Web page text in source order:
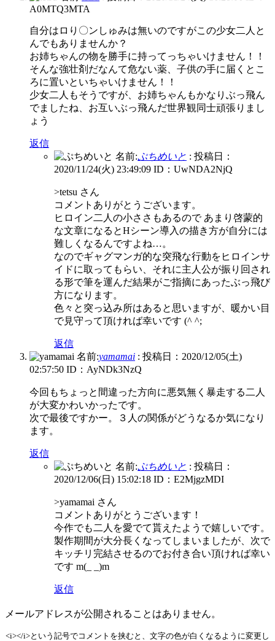
A0MTQ3MTA
自分はロり〇ンしゅみは無いのですがこの少女二人と
んでもありませんか？
お姉ちゃんの物を勝手に持ってっちゃいけません！！
そんな強壮剤だなんて危ない薬、子供の手に届くとこ
ろに置いといちゃいけません！！
少女二人もそうですが、お姉ちゃんもかなりぶっ飛ん
でましたね、お互いぶっ飛んだ世界観同士頑張りまし
ょう
返信
名前:ぷちめいと : 投稿日：
2020/11/24(火) 23:49:09 ID：UwNDA2NjQ
>tetsu さん
コメントありがとうございます。
ヒロイン二人の小ささもあるので あまり啓蒙的
な文章になるとHシーン導入の描き方が自分には
難しくなるんですよね…。
なのでギャグマンガ的な突飛な行動をヒロインサ
イドに取ってもらい、それに主人公が振り回され
る形で筆を運んだ結果がご指摘にあったぶっ飛び
方になります。
色々と突っ込み所はあると思いますが、暖かい目
で見守って頂ければ幸いです (^ ^;
返信
名前:yamamai : 投稿日：2020/12/05(土)
02:57:50 ID：AyNDk3NzQ
今回もちょっと間違った方向に悪気無く暴走する二人
が大変かわいかったです。
次で最後ですかー。３人の関係がどうなるか気になり
ます。
返信
名前:ぷちめいと : 投稿日：
2020/12/06(日) 15:02:18 ID：E2MjgzMDI
>yamamai さん
コメントありがとうございます！
今作でも二人を愛でて貰えたようで嬉しいです。
製作期間が大分長くなってしまいましたが、次で
キッチリ完結させるのでお付き合い頂ければ幸い
です m(_ _)m
返信
メールアドレスが公開されることはありません。
<i></i>という記号でコメントを挟むと、文字の色が白くなるように変更し